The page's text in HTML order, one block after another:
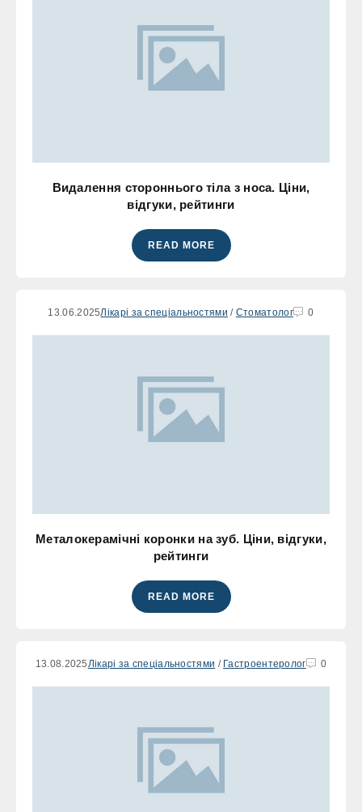
Видалення стороннього тіла з носа. Ціни,
відгуки, рейтинги
READ MORE
13.06.2025Лікарі за спеціальностями / Стоматолог 0
Металокерамічні коронки на зуб. Ціни, відгуки,
рейтинги
READ MORE
13.08.2025 Лікарі за спеціальностями / Гастроентеролог 0